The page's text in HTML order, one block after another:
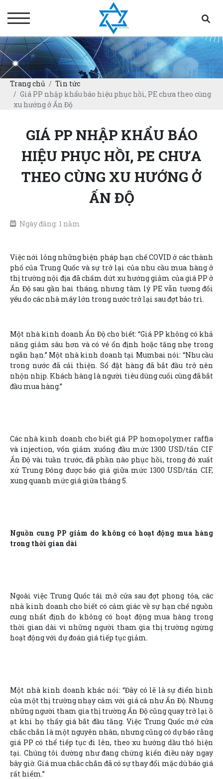
Trang chủ
Tin tức
Giá PP nhập khẩu báo hiệu phục hồi, PE chưa theo cùng
xu hướng ở Ấn Độ
GIÁ PP NHẬP KHẨU BÁO
HIỆU PHỤC HỒI, PE CHƯA
THEO CÙNG XU HƯỚNG Ở
ẤN ĐỘ
Ngày đăng: 1 năm
Việc nới lỏng những biện pháp hạn chế COVID ở các thành
phố của Trung Quốc và sự trở lại của nhu cầu mua hàng ở
thị trường nội địa đã chấm dứt xu hướng giảm của giá PP ở
Ấn Độ sau gần hai tháng, nhưng tâm lý PE vẫn tương đối
yếu do các nhà máy lớn trong nước trở lại sau đợt bảo trì.
Một nhà kinh doanh Ấn Độ cho biết: “Giá PP không có khả
năng giảm sâu hơn và có vẻ ổn định hoặc tăng nhẹ trong
ngắn hạn.” Một nhà kinh doanh tại Mumbai nói: “Nhu cầu
trong nước đã cải thiện. Sổ đặt hàng đã bắt đầu trở nên
nhộn nhịp. Khách hàng là người tiêu dùng cuối cùng đã bắt
đầu mua hàng.”
Các nhà kinh doanh cho biết giá PP homopolymer raffia
và injection, vốn giảm xuống đầu mức 1300 USD/tấn CIF
Ấn Độ vài tuần trước, đã phần nào phục hồi, trong đó xuất
xứ Trung Đông được báo giá giữa mức 1300 USD/tấn CIF,
xung quanh mức giá giữa tháng 5.
Nguồn cung PP giảm do không có hoạt động mua hàng
trong thời gian dài
Ngoài việc Trung Quốc tái mở cửa sau đợt phong tỏa, các
nhà kinh doanh cho biết có cảm giác về sự hạn chế nguồn
cung nhất định do không có hoạt động mua hàng trong
thời gian dài vì những người tham gia thị trường ngừng
hoạt động với dự đoán giá tiếp tục giảm.
Một nhà kinh doanh khác nói: “Đây có lẽ là sự điển hình
của một thị trường nhạy cảm với giá cả như Ấn Độ. Nhưng
những người tham gia thị trường Ấn Độ cũng quay trở lại ồ
ạt khi họ thấy giá bắt đầu tăng. Việc Trung Quốc mở cửa
chắc chắn là một nguyên nhân, nhưng cũng có dự báo rằng
giá PP có thể tiếp tục đi lên, theo xu hướng dầu thô hiện
tại. Chúng tôi dường như đang chứng kiến điều này ngay
bây giờ. Giá mua chắc chắn đã có sự thay đổi mặc dù báo giá
rất hiếm.”